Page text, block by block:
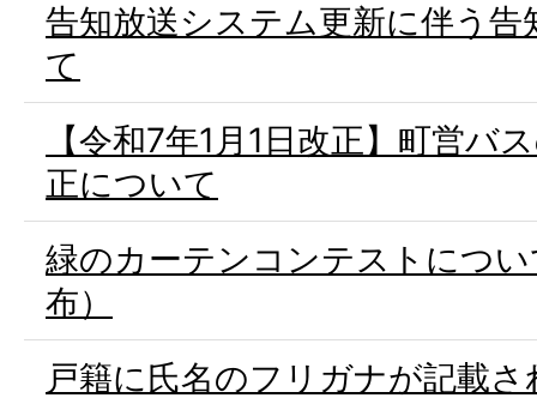
告知放送システム更新に伴う
て
【令和7年1月1日改正】町営バ
正について
緑のカーテンコンテストにつ
布）
戸籍に氏名のフリガナが記載さ